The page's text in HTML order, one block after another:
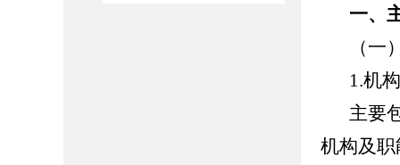
一、
（
1.机
主要
机构及